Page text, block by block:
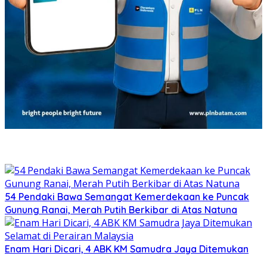
54 Pendaki Bawa Semangat Kemerdekaan ke Puncak
Gunung Ranai, Merah Putih Berkibar di Atas Natuna
Enam Hari Dicari, 4 ABK KM Samudra Jaya Ditemukan